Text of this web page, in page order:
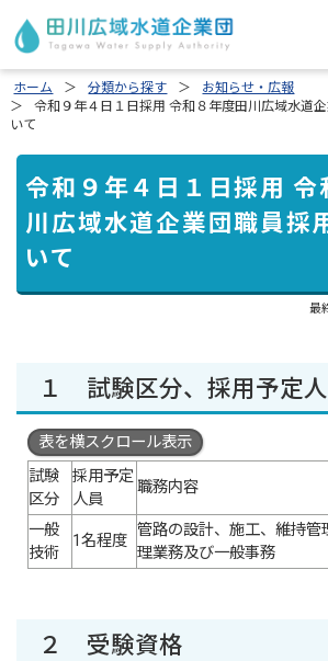
ホーム 分類から探す
お知らせ・広報
令和９年４日１日採用 令和８年度田川広域水道
いて
令和９年４日１日採用 令
川広域水道企業団職員採
いて
最
１ 試験区分、採用予定
表を横スクロール表示
試験
区分
採用予定
人員
職務内容
一般
技術
1名程度
管路の設計、施工、維持管
理業務及び一般事務
２ 受験資格